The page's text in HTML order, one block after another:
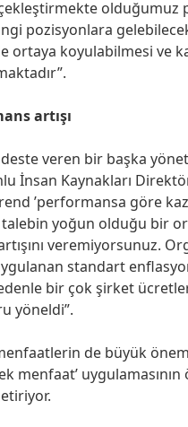
pozisyonlara
ortaya koyulabilmesi ve
artışı
veren bir başka
İnsan Kaynakları
’performansa göre
talebin yoğun olduğu bir
veremiyorsunuz.
standart
bir çok şirket
yöneldi”.
de büyük
menfaat’